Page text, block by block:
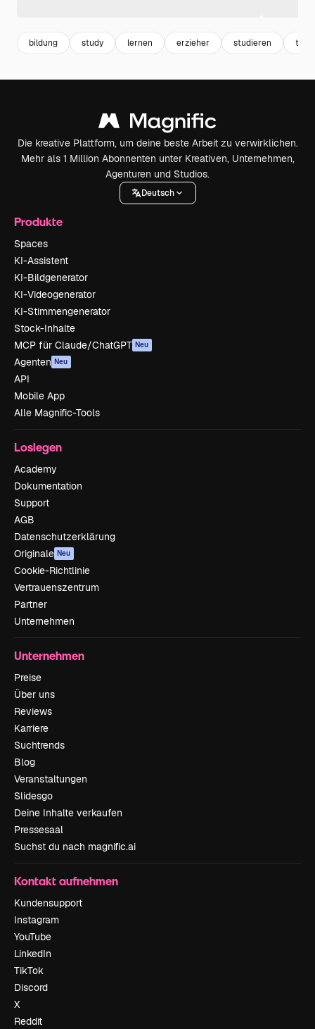
bildung study lernen erzieher studieren
Die kreative Plattform, um deine beste Arbeit zu verwirklichen.
Mehr als 1 Million Abonnenten unter Kreativen, Unternehmen,
Agenturen und Studios.
Deutsch
Produkte
Spaces
KI-Assistent
KI-Bildgenerator
KI-Videogenerator
KI-Stimmengenerator
Stock-Inhalte
MCP für Claude/ChatGPT Neu
Agenten Neu
API
Mobile App
Alle Magnific-Tools
Loslegen
Academy
Dokumentation
Support
AGB
Datenschutzerklärung
Originale Neu
Cookie-Richtlinie
Vertrauenszentrum
Partner
Unternehmen
Unternehmen
Preise
Über uns
Reviews
Karriere
Suchtrends
Blog
Veranstaltungen
Slidesgo
Deine Inhalte verkaufen
Pressesaal
Suchst du nach magnific.ai
Kontakt aufnehmen
Kundensupport
Instagram
YouTube
LinkedIn
TikTok
Discord
X
Reddit